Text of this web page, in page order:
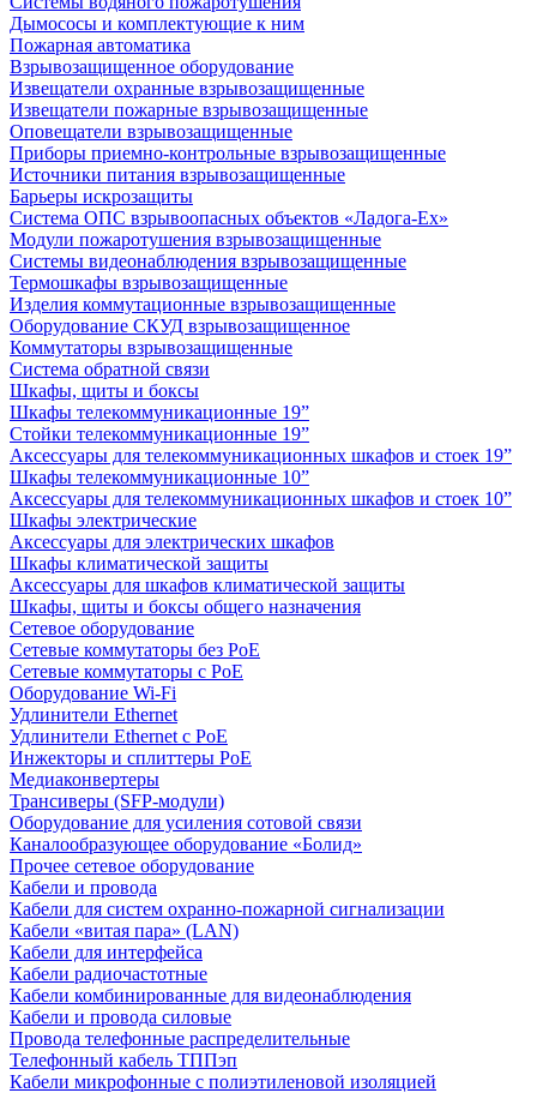
Дымососы и комплектующие к ним
Пожарная автоматика
Взрывозащищенное оборудование
Извещатели охранные взрывозащищенные
Извещатели пожарные взрывозащищенные
Оповещатели взрывозащищенные
Приборы приемно-контрольные взрывозащищенные
Источники питания взрывозащищенные
Барьеры искрозащиты
Система ОПС взрывоопасных объектов «Ладога-Ex»
Модули пожаротушения взрывозащищенные
Системы видеонаблюдения взрывозащищенные
Термошкафы взрывозащищенные
Изделия коммутационные взрывозащищенные
Оборудование СКУД взрывозащищенное
Коммутаторы взрывозащищенные
Система обратной связи
Шкафы, щиты и боксы
Шкафы телекоммуникационные 19”
Стойки телекоммуникационные 19”
Аксессуары для телекоммуникационных шкафов и стоек 19”
Шкафы телекоммуникационные 10”
Аксессуары для телекоммуникационных шкафов и стоек 10”
Шкафы электрические
Аксессуары для электрических шкафов
Шкафы климатической защиты
Аксессуары для шкафов климатической защиты
Шкафы, щиты и боксы общего назначения
Сетевое оборудование
Сетевые коммутаторы без PoE
Сетевые коммутаторы с PoE
Оборудование Wi-Fi
Удлинители Ethernet
Удлинители Ethernet с PoE
Инжекторы и сплиттеры PoE
Медиаконвертеры
Трансиверы (SFP-модули)
Оборудование для усиления сотовой связи
Каналообразующее оборудование «Болид»
Прочее сетевое оборудование
Кабели и провода
Кабели для систем охранно-пожарной сигнализации
Кабели «витая пара» (LAN)
Кабели для интерфейса
Кабели радиочастотные
Кабели комбинированные для видеонаблюдения
Кабели и провода силовые
Провода телефонные распределительные
Телефонный кабель ТППэп
Кабели микрофонные с полиэтиленовой изоляцией